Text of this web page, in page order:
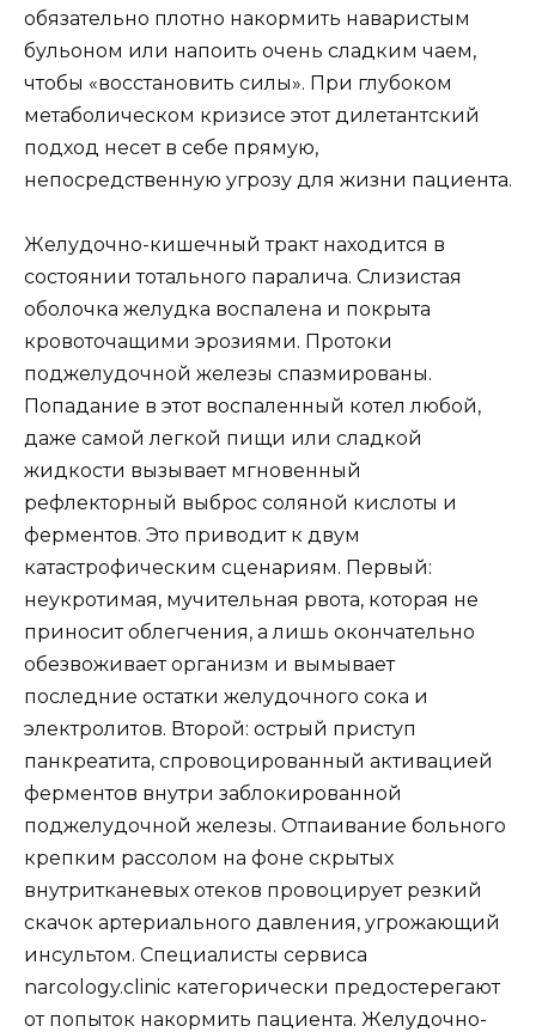
обязательно плотно накормить наваристым
бульоном или напоить очень сладким чаем,
чтобы «восстановить силы». При глубоком
метаболическом кризисе этот дилетантский
подход несет в себе прямую,
непосредственную угрозу для жизни пациента.
Желудочно-кишечный тракт находится в
состоянии тотального паралича. Слизистая
оболочка желудка воспалена и покрыта
кровоточащими эрозиями. Протоки
поджелудочной железы спазмированы.
Попадание в этот воспаленный котел любой,
даже самой легкой пищи или сладкой
жидкости вызывает мгновенный
рефлекторный выброс соляной кислоты и
ферментов. Это приводит к двум
катастрофическим сценариям. Первый:
неукротимая, мучительная рвота, которая не
приносит облегчения, а лишь окончательно
обезвоживает организм и вымывает
последние остатки желудочного сока и
электролитов. Второй: острый приступ
панкреатита, спровоцированный активацией
ферментов внутри заблокированной
поджелудочной железы. Отпаивание больного
крепким рассолом на фоне скрытых
внутритканевых отеков провоцирует резкий
скачок артериального давления, угрожающий
инсультом. Специалисты сервиса
narcology.clinic категорически предостерегают
от попыток накормить пациента. Желудочно-